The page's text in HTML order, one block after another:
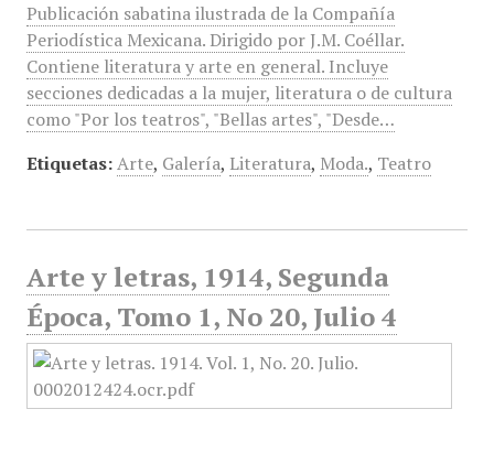
Publicación sabatina ilustrada de la Compañía
Periodística Mexicana. Dirigido por J.M. Coéllar.
Contiene literatura y arte en general. Incluye
secciones dedicadas a la mujer, literatura o de cultura
como "Por los teatros", "Bellas artes", "Desde…
Etiquetas: Arte, Galería, Literatura, Moda., Teatro
Arte y letras, 1914, Segunda
Época, Tomo 1, No 20, Julio 4